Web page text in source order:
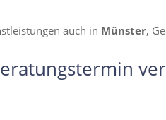
auch in Münster,